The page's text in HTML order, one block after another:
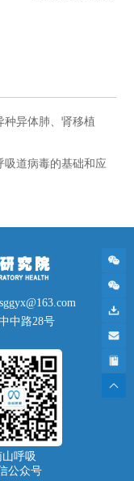
种异体肺、肾移植
吸道病毒的基础和应
中路28号
山呼吸
公众号